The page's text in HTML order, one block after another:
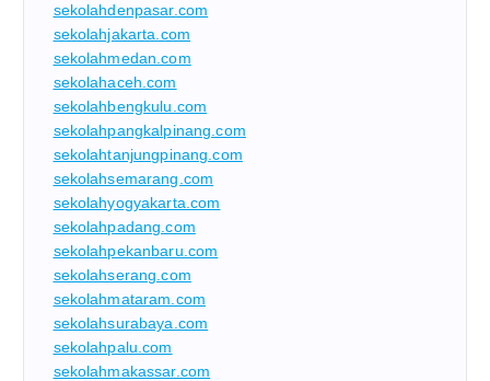
sekolahdenpasar.com
sekolahjakarta.com
sekolahmedan.com
sekolahaceh.com
sekolahbengkulu.com
sekolahpangkalpinang.com
sekolahtanjungpinang.com
sekolahsemarang.com
sekolahyogyakarta.com
sekolahpadang.com
sekolahpekanbaru.com
sekolahserang.com
sekolahmataram.com
sekolahsurabaya.com
sekolahpalu.com
sekolahmakassar.com